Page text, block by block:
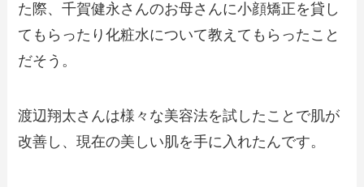
た際、千賀健永さんのお母さんに小顔矯正を貸し
てもらったり化粧水について教えてもらったこと
だそう。
渡辺翔太さんは様々な美容法を試したことで肌が
改善し、現在の美しい肌を手に入れたんです。